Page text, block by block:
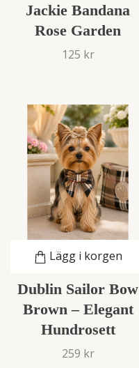
Jackie Bandana
Rose Garden
125 kr
Lägg i korgen
Dublin Sailor Bow
Brown – Elegant
Hundrosett
259 kr